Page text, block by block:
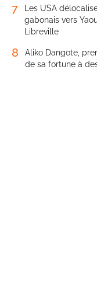
7
Les USA
gabonais vers
Libreville
8
Aliko Dangote,
de sa fortune à